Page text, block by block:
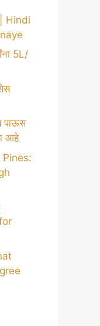
| Hindi
5L/
पाऊस
आहे